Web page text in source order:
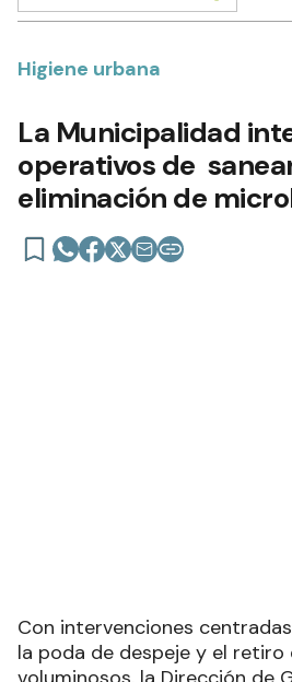
Higiene urbana
La Municipalidad
operativos de
eliminación de